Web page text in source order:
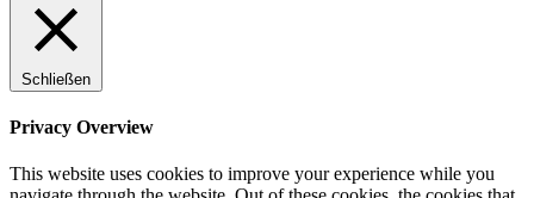
Schließen
Privacy Overview
This website uses cookies to improve your experience while you